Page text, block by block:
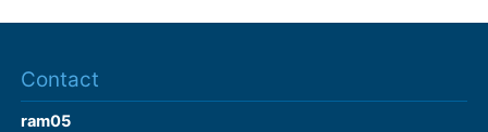
Contact
ram05